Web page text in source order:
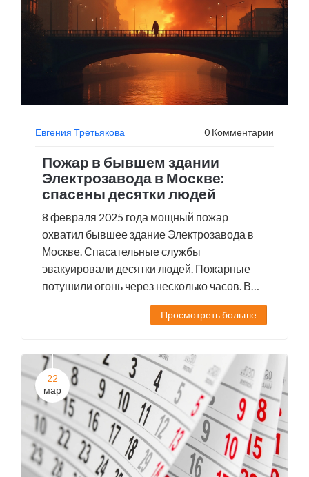
Евгения Третьякова 0 Комментарии
Пожар в бывшем здании
Электрозавода в Москве:
спасены десятки людей
8 февраля 2025 года мощный пожар
охватил бывшее здание Электрозавода в
Москве. Спасательные службы
эвакуировали десятки людей. Пожарные
потушили огонь через несколько часов. В
результате пострадали 10 человек, в том
числе дети. Предполагается, что причины
начато уголовное расследование.
Просмотреть больше
22
мар